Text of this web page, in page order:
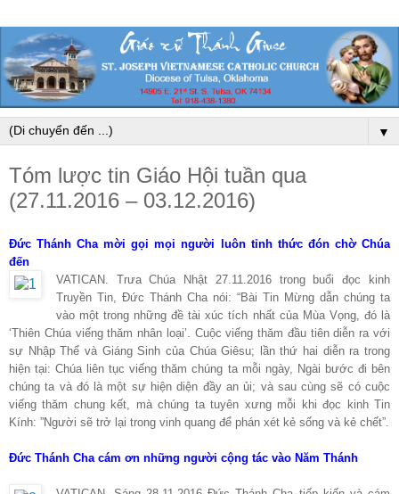
▼
Tóm lược tin Giáo Hội tuần qua
(27.11.2016 – 03.12.2016)
Đức Thánh Cha mời gọi mọi người luôn tỉnh thức đón chờ Chúa
đến
VATICAN. Trưa Chúa Nhật 27.11.2016 trong buổi đọc kinh
Truyền Tin, Đức Thánh Cha nói: “Bài Tin Mừng dẫn chúng ta
vào một trong những đề tài xúc tích nhất của Mùa Vọng, đó là
‘Thiên Chúa viếng thăm nhân loại’. Cuộc viếng thăm đầu tiên diễn ra với
sự Nhập Thể và Giáng Sinh của Chúa Giêsu; lần thứ hai diễn ra trong
hiện tại: Chúa liên tục viếng thăm chúng ta mỗi ngày, Ngài bước đi bên
chúng ta và đó là một sự hiện diện đầy an ủi; và sau cùng sẽ có cuộc
viếng thăm chung kết, mà chúng ta tuyên xưng mỗi khi đọc kinh Tin
Kính: ”Người sẽ trở lại trong vinh quang để phán xét kẻ sống và kẻ chết”.
Đức Thánh Cha cám ơn những người cộng tác vào Năm Thánh